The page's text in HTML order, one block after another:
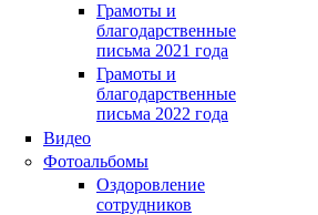
Грамоты и
благодарственные
письма 2021 года
Грамоты и
благодарственные
письма 2022 года
Видео
Фотоальбомы
Оздоровление
сотрудников